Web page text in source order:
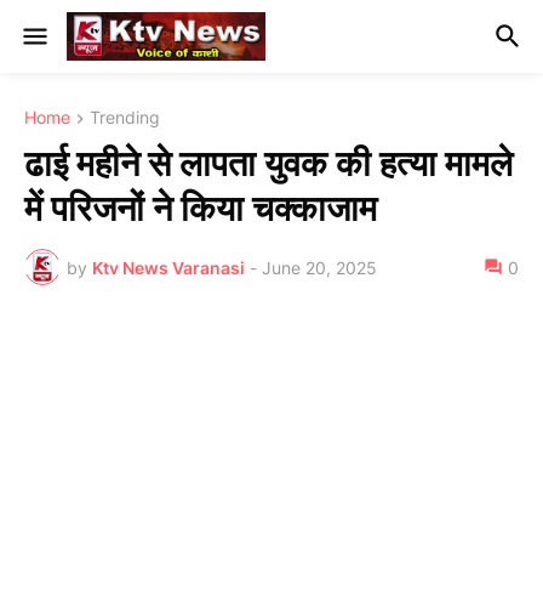
Home Trending
ढाई महीने से लापता युवक की हत्या मामले
में परिजनों ने किया चक्काजाम
by Ktv News Varanasi - June 20, 2025 0